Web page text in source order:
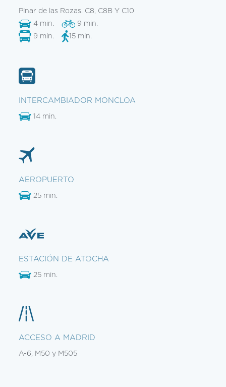
Pinar de las Rozas. C8, C8B Y C10
4 min.
9 min.
9 min.
15 min.
INTERCAMBIADOR MONCLOA
14 min.
AEROPUERTO
25 min.
ESTACIÓN DE ATOCHA
25 min.
ACCESO A MADRID
A-6, M50 y M505